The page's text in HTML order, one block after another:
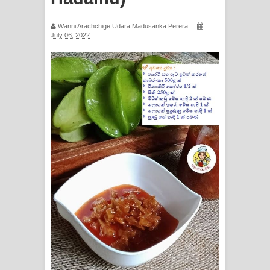
Ras Balan Song Lyrics - රැස් බලන්
ගීතයේ පද පෙළ
Hoda sihiyen Song Lyrics - හොද
සිහියෙන් ගීතයේ පද පෙළ
Awanken Song Lyrics - අවංකෙන්
ගීතයේ පද පෙළ
Pa Sina Song Lyrics - පෑ සිනා ගීතයේ
පද පෙළ
Pemwanthiye Song Lyrics -
පෙම්වන්තියේ ගීතයේ පද පෙළ
Wanni Arachchige Udara Madusanka Perera
July 06, 2022